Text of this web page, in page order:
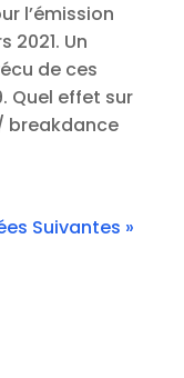
l’émission
2021. Un
de ces
Quel effet sur
breakdance
Suivantes »